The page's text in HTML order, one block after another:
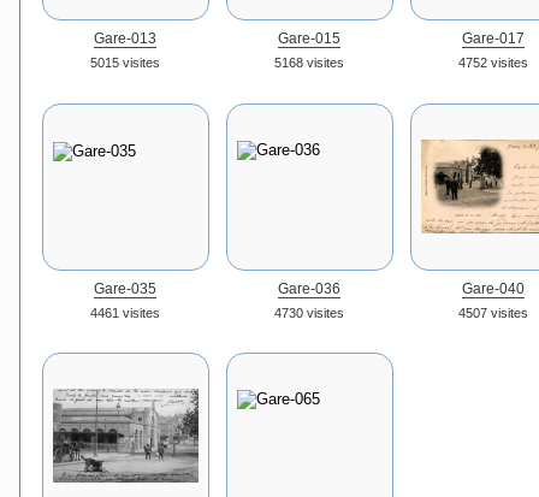
Gare-013
5015 visites
Gare-015
5168 visites
Gare-017
4752 visites
Gare-035
4461 visites
Gare-036
4730 visites
Gare-040
4507 visites